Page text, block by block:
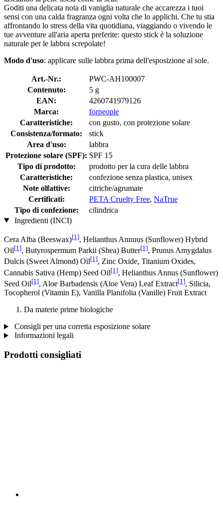
Goditi una delicata nota di vaniglia naturale che accarezza i tuoi
sensi con una calda fragranza ogni volta che lo applichi. Che tu stia
affrontando lo stress della vita quotidiana, viaggiando o vivendo le
tue avventure all'aria aperta preferite: questo stick è la soluzione
naturale per le labbra screpolate!
Modo d'uso: applicare sulle labbra prima dell'esposizione al sole.
Art.-Nr.:
PWC-AH100007
Contenuto:
5 g
EAN:
4260741979126
Marca:
forpeople
Caratteristiche:
con gusto, con protezione solare
Consistenza/formato:
stick
Area d'uso:
labbra
Protezione solare (SPF): SPF 15
Tipo di prodotto:
prodotto per la cura delle labbra
Caratteristiche:
confezione senza plastica, unisex
Note olfattive:
citriche/agrumate
Certificati:
PETA Cruelty Free, NaTrue
Tipo di confezione:
cilindrica
Ingredienti (INCI)
Cera Alba (Beeswax)[1], Helianthus Annuus (Sunflower) Hybrid
Oil[1], Butyrospermum Parkii (Shea) Butter[1], Prunus Amygdalus
Dulcis (Sweet Almond) Oil[1], Zinc Oxide, Titanium Oxides,
Cannabis Sativa (Hemp) Seed Oil[1], Helianthus Annus (Sunflower)
Seed Oil[1], Aloe Barbadensis (Aloe Vera) Leaf Extract[1], Silicia,
Tocopherol (Vitamin E), Vanilla Planifolia (Vanille) Fruit Extract
Da materie prime biologiche
Consigli per una corretta esposizione solare
Informazioni legali
Prodotti consigliati